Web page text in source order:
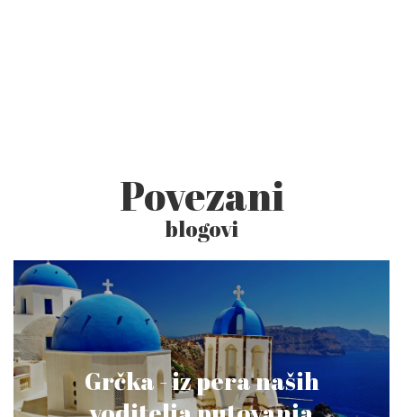
Povezani
blogovi
Grčka - iz pera naših